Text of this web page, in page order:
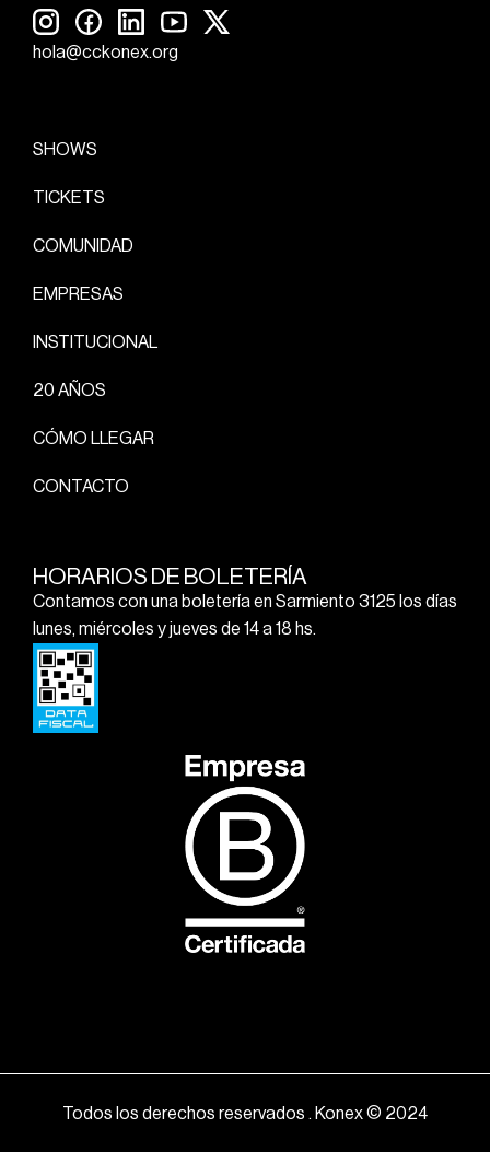
hola@cckonex.org
SHOWS
TICKETS
COMUNIDAD
EMPRESAS
INSTITUCIONAL
20 AÑOS
CÓMO LLEGAR
CONTACTO
HORARIOS DE BOLETERÍA
Contamos con una boletería en Sarmiento 3125 los días
lunes, miércoles y jueves de 14 a 18 hs.
Todos los derechos reservados . Konex © 2024